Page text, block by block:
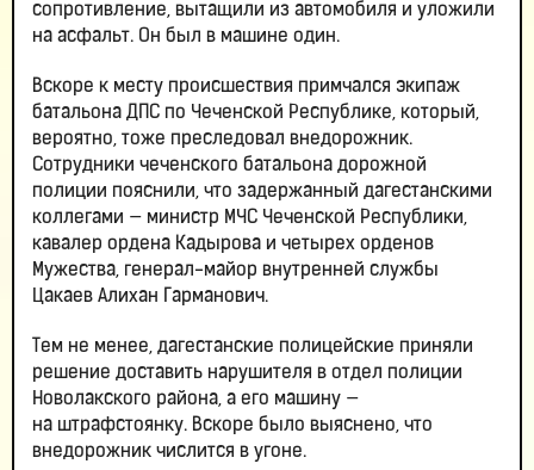
сопротивление, вытащили из автомобиля и уложили
на асфальт. Он был в машине один.
Вскоре к месту происшествия примчался экипаж
батальона ДПС по Чеченской Республике, который,
вероятно, тоже преследовал внедорожник.
Сотрудники чеченского батальона дорожной
полиции пояснили, что задержанный дагестанскими
коллегами — министр МЧС Чеченской Республики,
кавалер ордена Кадырова и четырех орденов
Мужества, генерал-майор внутренней службы
Цакаев Алихан Гарманович.
Тем не менее, дагестанские полицейские приняли
решение доставить нарушителя в отдел полиции
Новолакского района, а его машину —
на штрафстоянку. Вскоре было выяснено, что
внедорожник числится в угоне.